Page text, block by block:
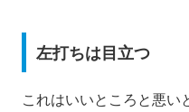
左打ちは目立つ
これはいいところと悪い